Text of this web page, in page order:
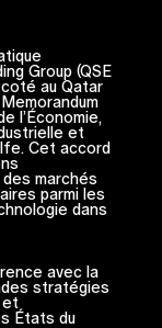
Group (QSE
au Qatar
l’Économie,
et
Cet accord
marchés
parmi les
dans
avec la
stratégies
et
États du